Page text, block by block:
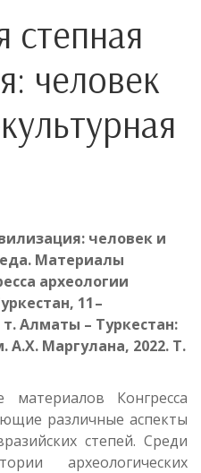
степная
человек
человек и
Материалы
археологии
11 –
т. Алматы – Туркестан:
А.Х. Маргулана, 2022. Т.
материалов Конгресса
различные аспекты
степей. Среди
археологических